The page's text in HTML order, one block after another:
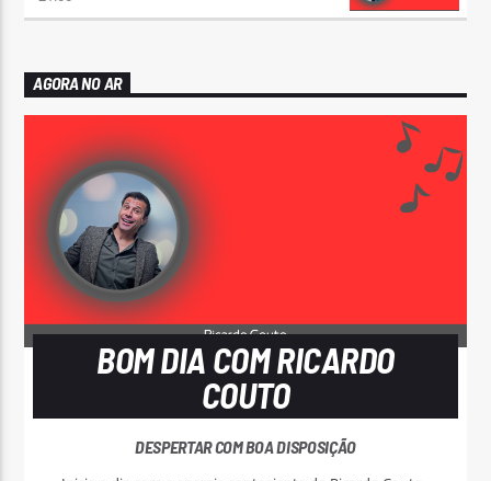
AGORA NO AR
BOM DIA COM RICARDO
COUTO
DESPERTAR COM BOA DISPOSIÇÃO